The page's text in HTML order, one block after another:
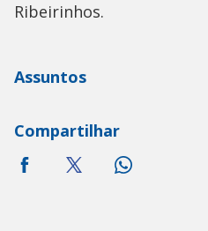
Ribeirinhos.
Assuntos
Compartilhar